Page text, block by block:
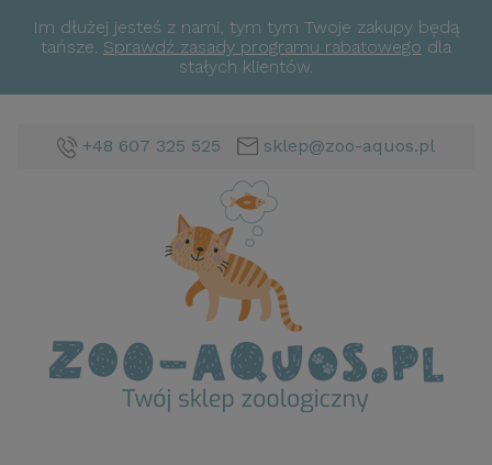
Im dłużej jesteś z nami, tym tym Twoje zakupy będą
tańsze. Sprawdź zasady programu rabatowego dla
stałych klientów.
+48 607 325 525 sklep@zoo-aquos.pl